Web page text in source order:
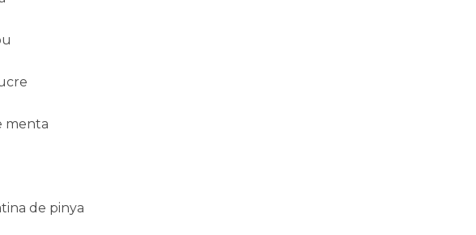
menta
de pinya